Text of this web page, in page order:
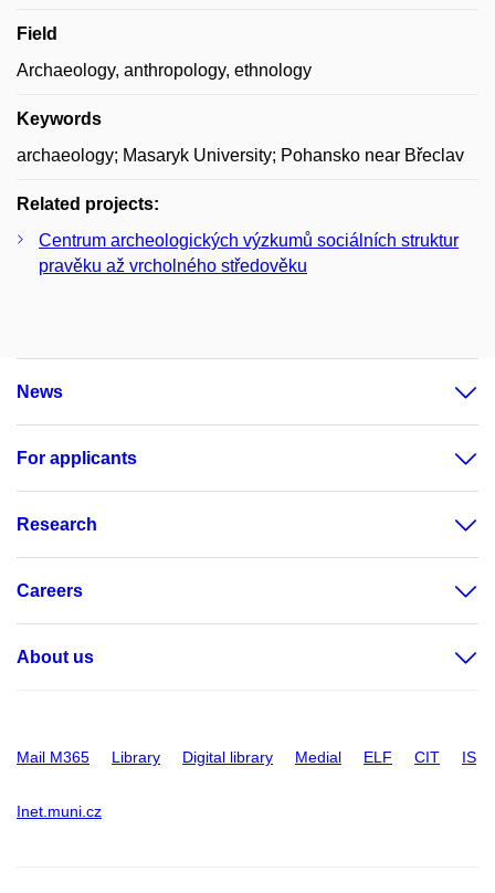
Field
Archaeology, anthropology, ethnology
Keywords
archaeology; Masaryk University; Pohansko near Břeclav
Related projects:
Centrum archeologických výzkumů sociálních struktur
pravěku až vrcholného středověku
News
For applicants
Research
Careers
About us
Mail M365 Library Digital library Medial ELF CIT IS
Inet.muni.cz